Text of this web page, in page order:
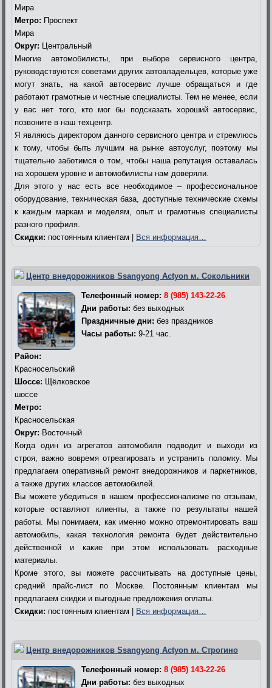
Мира
Метро: Проспект
Мира
Округ: Центральный
Многие автомобилисты, при выборе сервисного центра,
руководствуются советами других автовладельцев, которые уже
могут знать, на какой автосервис лучше обращаться и где
работают грамотные и честные специалисты. Тем не менее, если
у вас нет того, кто мог бы подсказать хороший автосервис,
позвоните в наш техцентр.
Я являюсь директором данного сервисного центра и стремлюсь
к тому, чтобы быть лучшим на рынке автоуслуг, поэтому мы
тщательно заботимся о том, чтобы наша репутация оставалась
на хорошем уровне и автомобилисты нам доверяли.
Для этого у нас есть все необходимое – профессиональное
оборудование, техническая база, доступные технические схемы
к каждым маркам и моделям, опыт и грамотные специалисты
разного профиля.
Скидки: постоянным клиентам | Вся информация…
Центр внедорожников Ssangyong Actyon м. Сокольники
Телефонный номер: 8 (985) 143-22-26
Дни работы: без выходных
Праздничные дни: без праздников
Часы работы: 9-21 час.
Район:
Красносельский
Шоссе: Щёлковское
шоссе
Метро:
Красносельская
Округ: Восточный
Когда один из агрегатов автомобиля подводит и выходи из
строя, важно вовремя отреагировать и устранить поломку. Мы
предлагаем оперативный ремонт внедорожников и паркетников,
а также других классов автомобилей.
Вы можете убедиться в нашем профессионализме по отзывам,
которые оставляют клиенты, а также по результаты нашей
работы. Мы понимаем, как именно можно отремонтировать ваш
автомобиль, какая технология ремонта будет действительно
действенной и какие при этом использовать расходные
материалы.
Кроме этого, вы можете рассчитывать на доступные цены,
средний прайс-лист по Москве. Постоянным клиентам мы
предлагаем скидки и выгодные предложения оплаты.
Скидки: постоянным клиентам | Вся информация…
Центр внедорожников Ssangyong Actyon м. Строгино
Телефонный номер: 8 (985) 143-22-26
Дни работы: без выходных